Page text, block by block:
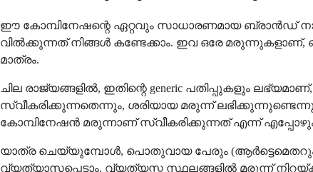
ഈ കോമ്പിനേഷന്റെ ഏറ്റവും സാധാരണമായ ബ്രാൻഡ്
വിൽക്കുന്നത് നിങ്ങൾ കണ്ടേക്കാം. ഇവ ഒരേ
മാത്രം.
ചില രാജ്യങ്ങളിൽ, ഇതിന്റെ generic പതിപ്പുകളും
സ്വീകരിക്കുന്നതെന്നും, ശരിയായ മരുന്ന്
കോമ്പിനേഷൻ മരുന്നാണ് സ്വീകരിക്കുന്നത് എന്ന്
യാത്ര ചെയ്യുമ്പോൾ, പൊതുവായ പേരും
വ്യത്യാസപ്പെടാം. വ്യത്യസ്ത സ്ഥലങ്ങളിൽ മരുന്ന്